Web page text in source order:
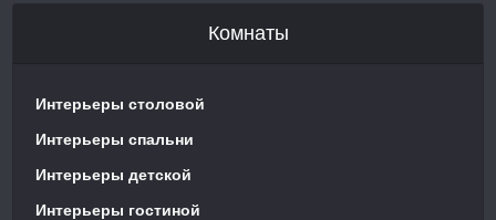
Комнаты
Интерьеры столовой
Интерьеры спальни
Интерьеры детской
Интерьеры гостиной